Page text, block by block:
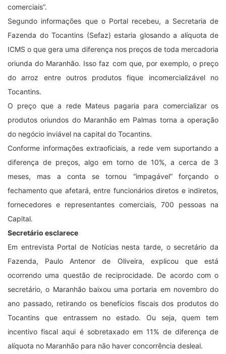
comerciais”.
Segundo informações que o Portal recebeu, a Secretaria de
Fazenda do Tocantins (Sefaz) estaria glosando a alíquota de
ICMS o que gera uma diferença nos preços de toda mercadoria
oriunda do Maranhão. Isso faz com que, por exemplo, o preço
do arroz entre outros produtos fique incomercializável no
Tocantins.
O preço que a rede Mateus pagaria para comercializar os
produtos oriundos do Maranhão em Palmas torna a operação
do negócio inviável na capital do Tocantins.
Conforme informações extraoficiais, a rede vem suportando a
diferença de preços, algo em torno de 10%, a cerca de 3
meses, mas a conta se tornou “impagável” forçando o
fechamento que afetará, entre funcionários diretos e indiretos,
fornecedores e representantes comerciais, 700 pessoas na
Capital.
Secretário esclarece
Em entrevista Portal de Notícias nesta tarde, o secretário da
Fazenda, Paulo Antenor de Oliveira, explicou que está
ocorrendo uma questão de reciprocidade. De acordo com o
secretário, o Maranhão baixou uma portaria em novembro do
ano passado, retirando os benefícios fiscais dos produtos do
Tocantins que entrassem no estado. Ou seja, quem tem
incentivo fiscal aqui é sobretaxado em 11% de diferença de
alíquota no Maranhão para não haver concorrência desleal.